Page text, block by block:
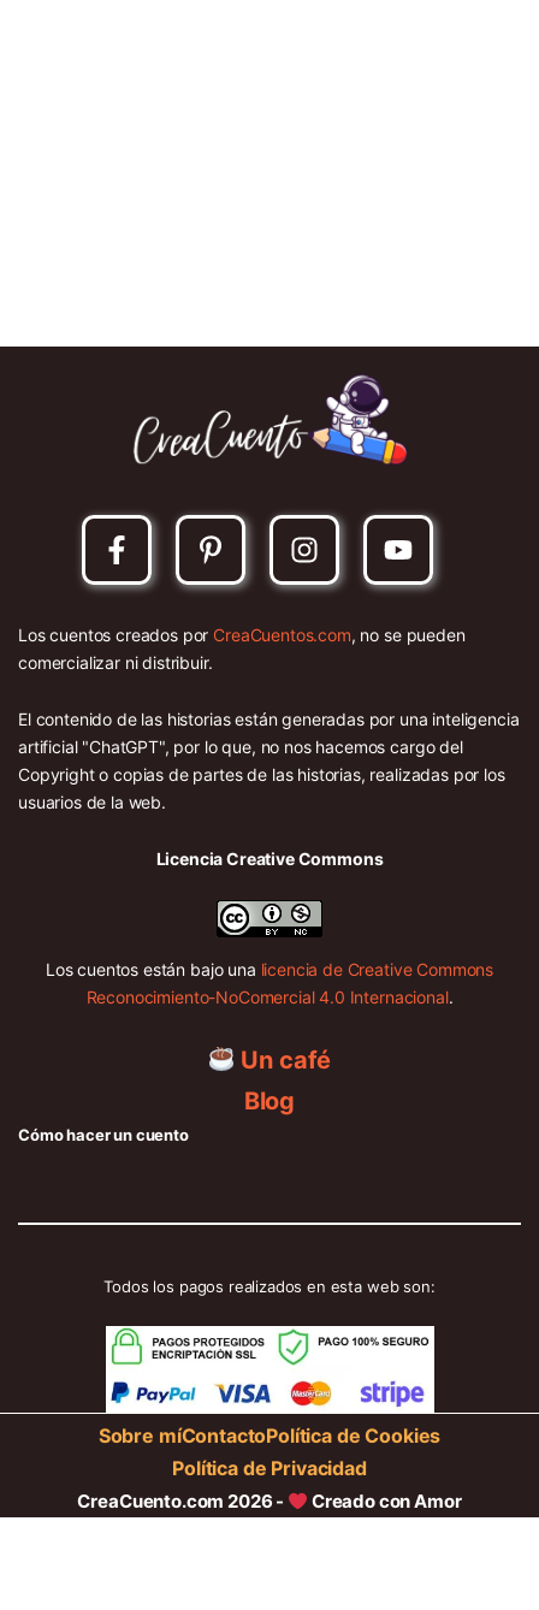
Los cuentos creados por CreaCuentos.com, no se pueden
comercializar ni distribuir.
El contenido de las historias están generadas por una inteligencia
artificial "ChatGPT", por lo que, no nos hacemos cargo del
Copyright o copias de partes de las historias, realizadas por los
usuarios de la web.
Licencia Creative Commons
Los cuentos están bajo una licencia de Creative Commons
Reconocimiento-NoComercial 4.0 Internacional.
Un café
Blog
Cómo hacer un cuento
Todos los pagos realizados en esta web son:
Sobre míContactoPolítica de Cookies
Política de Privacidad
CreaCuento.com 2026 - Creado con Amor